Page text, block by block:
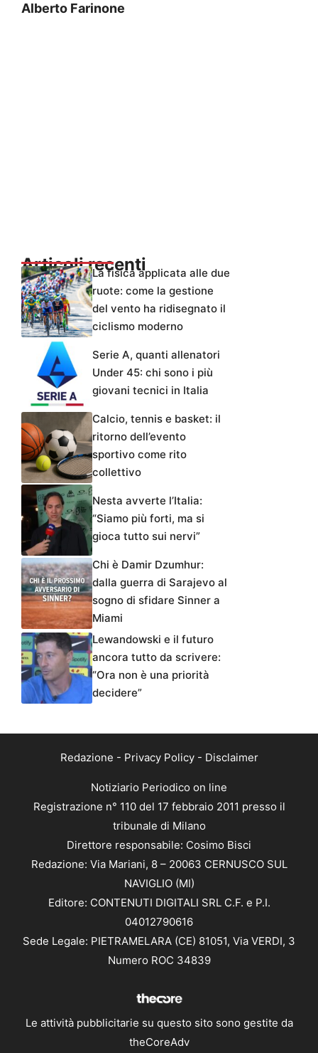
Alberto Farinone
Articoli recentiLa fisica applicata alle due
ruote: come la gestione
del vento ha ridisegnato il
ciclismo moderno
Serie A, quanti allenatori
Under 45: chi sono i più
giovani tecnici in Italia
Calcio, tennis e basket: il
ritorno dell’evento
sportivo come rito
collettivo
Nesta avverte l’Italia:
“Siamo più forti, ma si
gioca tutto sui nervi”
Chi è Damir Dzumhur:
dalla guerra di Sarajevo al
sogno di sfidare Sinner a
Miami
Lewandowski e il futuro
ancora tutto da scrivere:
“Ora non è una priorità
decidere”
Redazione - Privacy Policy- Disclaimer
Notiziario Periodico on line
Registrazione n° 110 del 17 febbraio 2011 presso il
tribunale di Milano
Direttore responsabile: Cosimo Bisci
Redazione: Via Mariani, 8 – 20063 CERNUSCO SUL
NAVIGLIO (MI)
Editore: CONTENUTI DIGITALI SRL C.F. e P.I.
04012790616
Sede Legale: PIETRAMELARA (CE) 81051, Via VERDI, 3
Numero ROC 34839
Le attività pubblicitarie su questo sito sono gestite da
theCoreAdv